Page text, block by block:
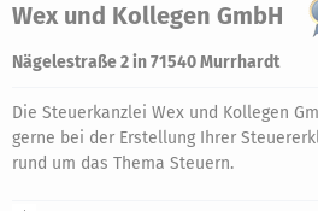
Wex und Kollegen GmbH
Nägelestraße 2 in 71540 Murrhardt
Die Steuerkanzlei Wex und Kollegen
gerne bei der Erstellung Ihrer
rund um das Thema Steuern.